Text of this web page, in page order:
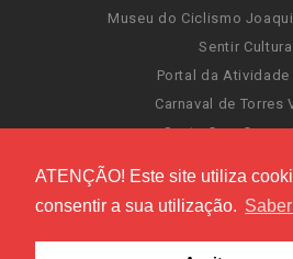
ATENÇÃO! Este site utiliza
consentir a sua utilização.
Museu do Ciclismo
Sentir Cultura
Portal da Atividade
Carnaval de Torres
Santa Cruz Ocean